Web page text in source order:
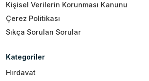
Kişisel Verilerin Korunması Kanunu
Çerez Politikası
Sıkça Sorulan Sorular
Kategoriler
Hırdavat